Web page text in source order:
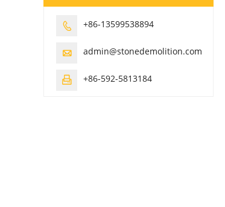
 +86-13599538894
 admin@stonedemolition.com
 +86-592-5813184